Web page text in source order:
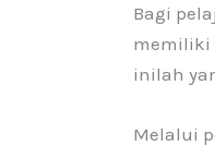
Bagi
memiliki
inilah
Melalui